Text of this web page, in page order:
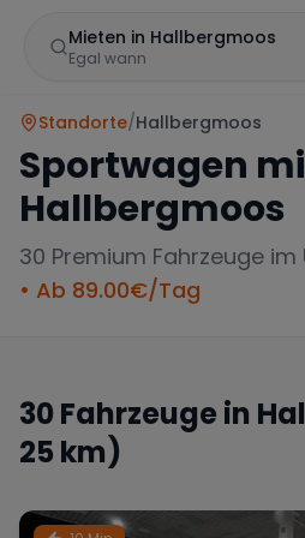
Mieten in Hallbergmoos
Egal wann
Mercedes
Standorte/Hallbergmoos
Sportwagen
Hallbergmoos
30 Premium Fahrzeuge
• Ab 89.00€/Tag
30 Fahrzeuge in
25 km)